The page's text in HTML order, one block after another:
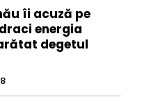
îi acuză pe
energia
degetul